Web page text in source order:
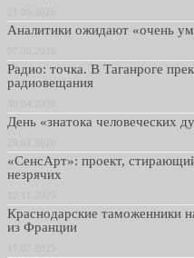
Аналитики ожидают «очень
Радио: точка. В Таганроге
радиовещания
День «знатока человеческих
«СенсАрт»: проект,
незрячих
Краснодарские таможенники
из Франции